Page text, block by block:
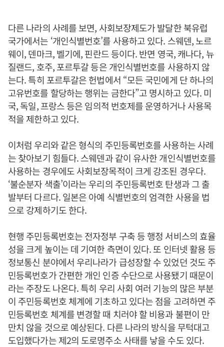
다른 나라의 사례를 보면, 사회보장제도가 발달한 북유럽
국가에서는 ‘개인식별번호’를 사용하고 있다. 스웨덴, 노르
웨이, 덴마크, 벨기에, 핀란드 등이다. 반면 영국, 캐나다, 뉴
질랜드, 호주, 포르투갈 등은 개인식별번호를 사용하지 않
는다. 특히 포르투갈은 헌법에서 “모든 국민에게 단 하나의
고유번호를 할당하는 행위는 금한다”고 명시하고 있다. 미
국, 독일, 프랑스 등은 임의적 번호제를 운영하거나 사용목
적을 제한하고 있다.
이처럼 우리와 같은 형식의 주민등록번호를 사용하는 사례
는 찾아보기 힘들다. 스웨덴과 같이 유사한 개인식별번호를
사용하는 경우에도 사회보장목적이 크게 강조된 경우다.
‘불순분자 색출’이라는 우리의 주민등록번호 탄생과 그 출
발부터 다르다. 일본은 아예 식별번호의 엄격한 사용을 법
으로 강제하기도 한다.
현행 주민등록번호는 전자정부 구축 등 행정 서비스의 효율
성을 크게 높이는 데 기여한 측면이 있다. 또 인터넷 활용 등
정보통신 분야에서 우리나라가 급성장할 수 있었던 것도 주
민등록번호가 간편한 개인 인증 수단으로 사용됐기 때문이
라는 주장도 나온다. 특히 우리 사회 여러 기능의 많은 부분
이 주민등록번호 체계에 기초하고 있다는 점을 고려하면 주
민등록번호 체계를 변경할 때 치러야 할 비용과 불편이 만
만치 않을 것으로 예상된다. 다른 나라의 방식을 무턱대고
도입했다가는 제2의 도로명주소 사태를 낳을 수도 있다.